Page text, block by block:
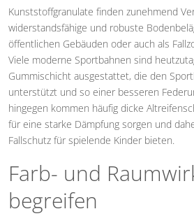
Kunststoffgranulate finden zunehmend
widerstandsfähige und robuste
öffentlichen Gebäuden oder auch als
Viele moderne Sportbahnen sind
Gummischicht ausgestattet, die den
unterstützt und so einer besseren
hingegen kommen häufig dicke
für eine starke Dämpfung sorgen und
Fallschutz für spielende Kinder bieten.
Farb- und
begreifen